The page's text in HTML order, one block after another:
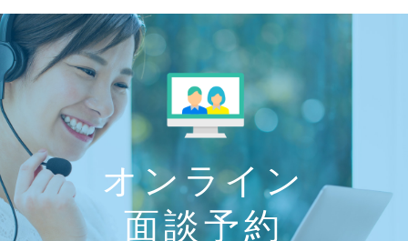
オンライン
面談予約